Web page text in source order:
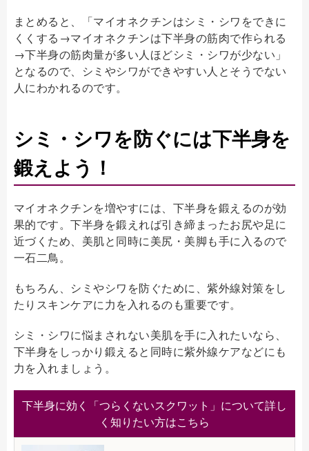
まとめると、「マイオネクチンはシミ・シワをできに
くくする→マイオネクチンは下半身の筋肉で作られる
→下半身の筋肉量が多い人ほどシミ・シワが少ない」
となるので、シミやシワができやすい人とそうでない
人にわかれるのです。
シミ・シワを防ぐには下半身を
鍛えよう！
マイオネクチンを増やすには、下半身を鍛えるのが効
果的です。下半身を鍛えれば引き締まったお尻や足に
近づくため、美肌と同時に美尻・美脚も手に入るので
一石二鳥。
もちろん、シミやシワを防ぐために、紫外線対策をし
たりスキンケアに力を入れるのも重要です。
シミ・シワに悩まされない美肌を手に入れたいなら、
下半身をしっかり鍛えると同時に紫外線ケアなどにも
力を入れましょう。
下半身に効く「つらくないスクワット」について詳し
く知りたい方はこちら